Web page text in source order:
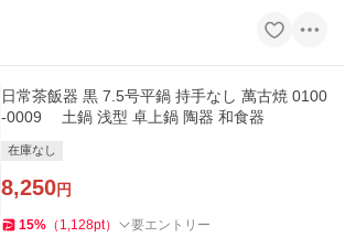
日常茶飯器 黒 7.5号平鍋 持手なし 萬古焼 0100
-0009 土鍋 浅型 卓上鍋 陶器 和食器
在庫なし
8,250円
15% （ 1,128pt） 要エントリー